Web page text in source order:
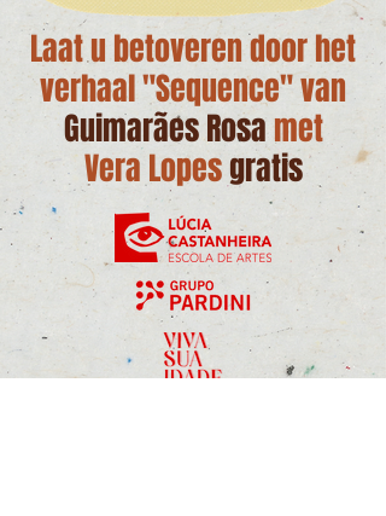
Laat u betoveren door het
verhaal "Sequence" van
Guimarães Rosamet
Vera Lopesgratis